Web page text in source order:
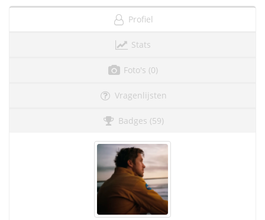
Profiel
Stats
Foto's (0)
Vragenlijsten
Badges (59)